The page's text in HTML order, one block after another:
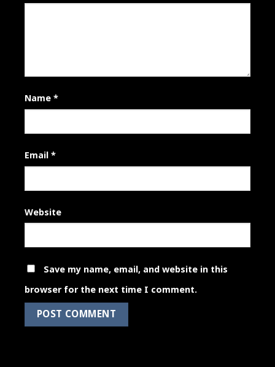
Name*
Email*
Website
Save my name, email, and website in this
browser for the next time I comment.